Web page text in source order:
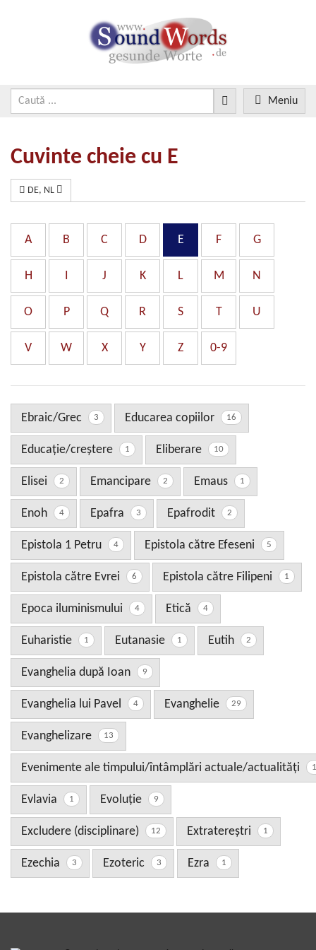
Meniu
Cuvinte cheie cu E
DE, NL
A B C D E F G
H I J K L M N
O P Q R S T U
V W X Y Z 0-9
Ebraic/Grec 3 Educarea copiilor 16
Educaţie/creştere 1 Eliberare 10
Elisei 2 Emancipare 2 Emaus 1
Enoh 4 Epafra 3 Epafrodit 2
Epistola 1 Petru 4 Epistola către Efeseni 5
Epistola către Evrei 6 Epistola către Filipeni 1
Epoca iluminismului 4 Etică 4
Euharistie 1 Eutanasie 1 Eutih 2
Evanghelia după Ioan 9
Evanghelia lui Pavel 4 Evanghelie 29
Evanghelizare 13
Evenimente ale timpului/întâmplări actuale/actualități
Evlavia 1 Evoluţie 9
Excludere (disciplinare) 12 Extratereştri 1
Ezechia 3 Ezoteric 3 Ezra 1